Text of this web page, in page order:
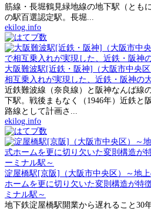
筋線・長堀鶴見緑地線の地下駅（とも
の駅百選認定駅。長堀...
ekilog.info
大阪難波駅[近鉄・阪神]（大阪市中央
相互乗入れが実現した、近鉄・阪神の
近鉄難波線（奈良線）と阪神なんば線
下駅。戦後まもなく（1946年）近鉄と
路線として計画さ...
ekilog.info
淀屋橋駅[京阪]（大阪市中央区）～地
ホームを更に切り欠いた変則構造が特
ミナル駅～
地下鉄淀屋橋駅開業から遅れること30